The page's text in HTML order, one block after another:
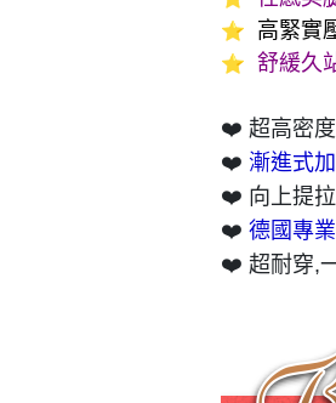
⭐ 高緊實
⭐ 舒緩久
❤️ 超高密
❤️ 漸進式
❤️ 向上提
❤️ 德國專
❤️ 超耐穿,